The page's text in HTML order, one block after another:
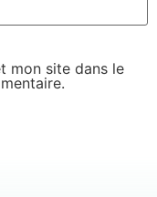
mon site dans le